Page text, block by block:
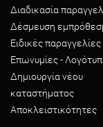
Διαδικασία
Δέσμευση
Ειδικές παραγγελίες
Επωνυμίες -
Δημιουργία νέου
καταστήματος
Αποκλειστικότητες